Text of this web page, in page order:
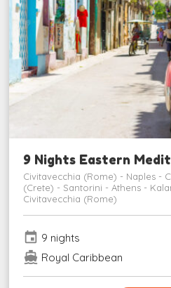
9 Nights Eastern
Civitavecchia (Rome) - Naples -
(Crete) - Santorini - Athens -
Civitavecchia (Rome)
event 9 nights
directions_boat Royal Caribbean